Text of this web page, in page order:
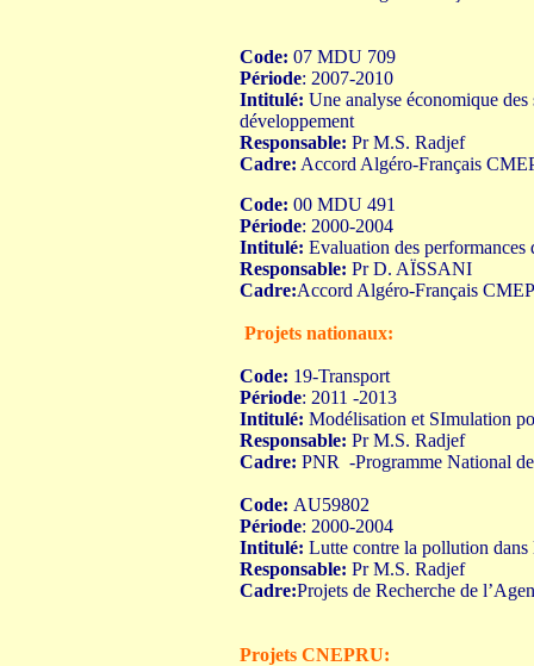
Code: 07 MDU 709
Période: 2007-2010
Intitulé: Une analyse économique
développement
Responsable: Pr M.S. Radjef
Cadre: Accord Algéro-Français
Code: 00 MDU 491
Période: 2000-2004
Intitulé: Evaluation des performances
Responsable: PrD. AÏSSANI
Cadre:Accord Algéro-Français
Projets nationaux:
Code: 19-Transport
Période: 2011 -2013
Intitulé: Modélisation et SImulation
Responsable: Pr M.S. Radjef
Cadre: PNR -Programme National
Code: AU59802
Période: 2000-2004
Intitulé: Lutte contre la pollution dans
Responsable: Pr M.S. Radjef
Cadre:Projets de Recherche de
Projets CNEPRU: